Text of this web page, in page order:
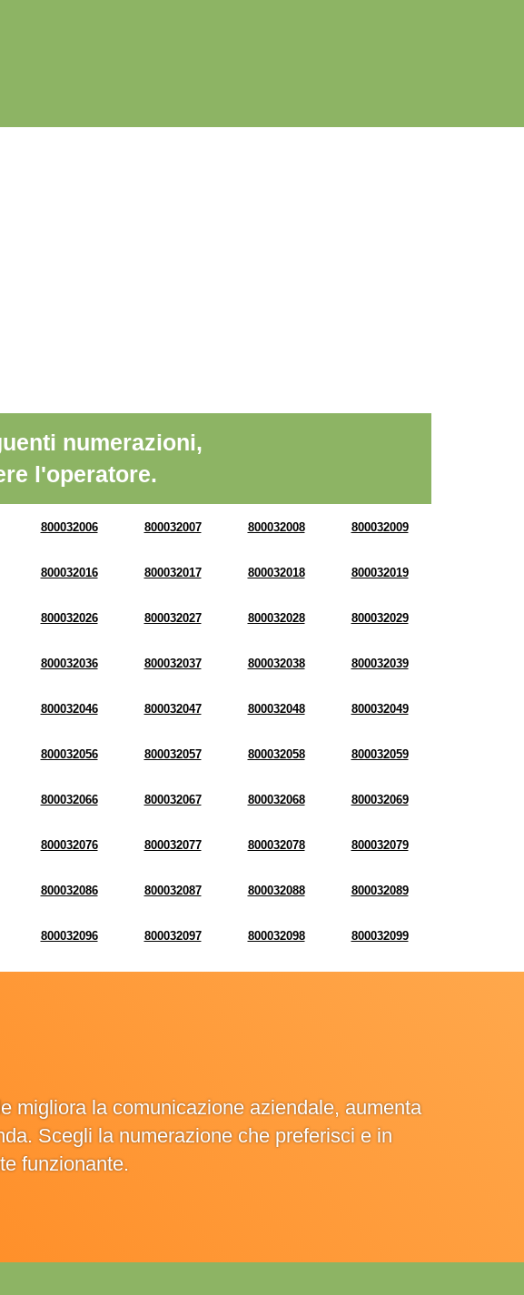
numerazioni,
l'operatore.
800032006 800032007 800032008 800032009
800032016 800032017 800032018 800032019
800032026 800032027 800032028 800032029
800032036 800032037 800032038 800032039
800032046 800032047 800032048 800032049
800032056 800032057 800032058 800032059
800032066 800032067 800032068 800032069
800032076 800032077 800032078 800032079
800032086 800032087 800032088 800032089
800032096 800032097 800032098 800032099
migliora la comunicazione aziendale, aumenta
Scegli la numerazione che preferisci e in
funzionante.